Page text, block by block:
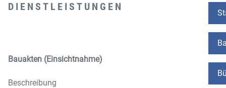
DIENSTLEISTUNGEN
Bauakten (Einsichtnahme)
Beschreibung